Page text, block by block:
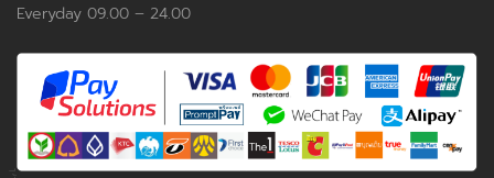
Everyday 09.00 – 24.00